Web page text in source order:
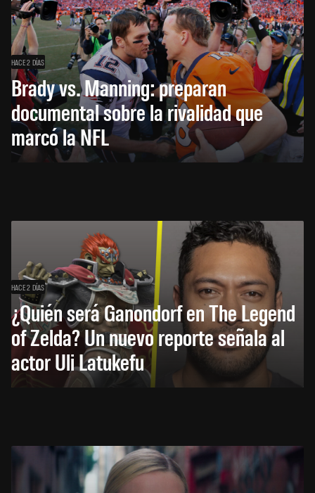
HACE 2 DÍAS
Brady vs. Manning: preparan
documental sobre la rivalidad que
marcó la NFL
HACE 2 DÍAS
¿Quién será Ganondorf en The Legend
of Zelda? Un nuevo reporte señala al
actor Uli Latukefu